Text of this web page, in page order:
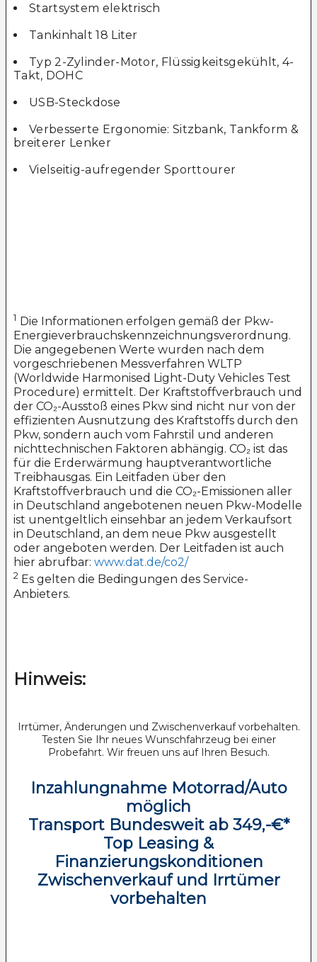
Startsystem elektrisch
Tankinhalt 18 Liter
Typ 2-Zylinder-Motor, Flüssigkeitsgekühlt, 4-
Takt, DOHC
USB-Steckdose
Verbesserte Ergonomie: Sitzbank, Tankform &
breiterer Lenker
Vielseitig-aufregender Sporttourer
1 Die Informationen erfolgen gemäß der Pkw-
Energieverbrauchskennzeichnungsverordnung.
Die angegebenen Werte wurden nach dem
vorgeschriebenen Messverfahren WLTP
(Worldwide Harmonised Light-Duty Vehicles Test
Procedure) ermittelt. Der Kraftstoffverbrauch und
der CO₂-Ausstoß eines Pkw sind nicht nur von der
effizienten Ausnutzung des Kraftstoffs durch den
Pkw, sondern auch vom Fahrstil und anderen
nichttechnischen Faktoren abhängig. CO₂ ist das
für die Erderwärmung hauptverantwortliche
Treibhausgas. Ein Leitfaden über den
Kraftstoffverbrauch und die CO₂-Emissionen aller
in Deutschland angebotenen neuen Pkw-Modelle
ist unentgeltlich einsehbar an jedem Verkaufsort
in Deutschland, an dem neue Pkw ausgestellt
oder angeboten werden. Der Leitfaden ist auch
hier abrufbar: www.dat.de/co2/
2 Es gelten die Bedingungen des Service-
Anbieters.
Hinweis:
Irrtümer, Änderungen und Zwischenverkauf vorbehalten.
Testen Sie Ihr neues Wunschfahrzeug bei einer
Probefahrt. Wir freuen uns auf Ihren Besuch.
Inzahlungnahme Motorrad/Auto
möglich
Transport Bundesweit ab 349,-€*
Top Leasing &
Finanzierungskonditionen
Zwischenverkauf und Irrtümer
vorbehalten